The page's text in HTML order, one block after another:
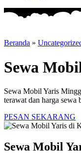
Beranda »
Sewa
Sewa Mobil Yaris
terawat dan harga sewa
PESAN SEKARANG
Sewa Mobil